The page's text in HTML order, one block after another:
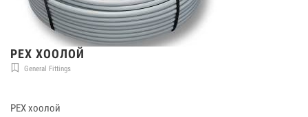
PEX ХООЛОЙ
General Fittings
PEX хоолой